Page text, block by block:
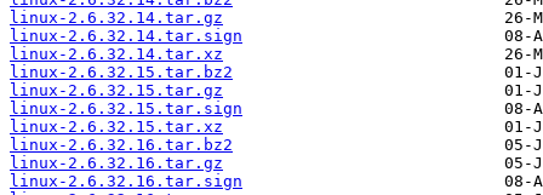
linux-2.6.32.14.tar.gz
linux-2.6.32.14.tar.sign
linux-2.6.32.14.tar.xz
linux-2.6.32.15.tar.bz2
linux-2.6.32.15.tar.gz
linux-2.6.32.15.tar.sign
linux-2.6.32.15.tar.xz
linux-2.6.32.16.tar.bz2
linux-2.6.32.16.tar.gz
linux-2.6.32.16.tar.sign